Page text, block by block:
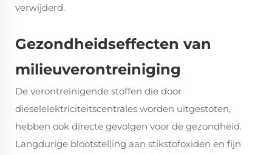
verwijderd.
Gezondheidseffecten van
milieuverontreiniging
De verontreinigende stoffen die door
dieselelektriciteitscentrales worden uitgestoten,
hebben ook directe gevolgen voor de gezondheid.
Langdurige blootstelling aan stikstofoxiden en fijn